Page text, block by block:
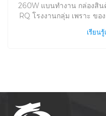
260W แบนทำงาน กล่องสิน
RQ โรงงานกลุ่ม เพราะ ข
ยอดเยี่ยมที่ใช้, กล่อง เครื่อ
วัสดุวัสดุตามความต้องการข
เรียน